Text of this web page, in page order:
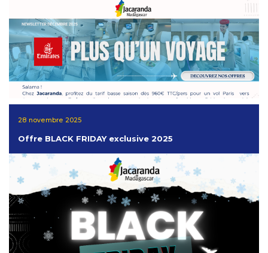
28 novembre 2025
Offre BLACK FRIDAY exclusive 2025